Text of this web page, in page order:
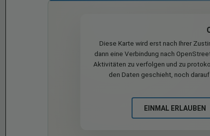
Diese Karte wird erst nach Ihrer
dann eine Verbindung nach
Aktivitäten zu verfolgen und zu
den Daten geschieht, noch
EINMAL ERLAUBEN